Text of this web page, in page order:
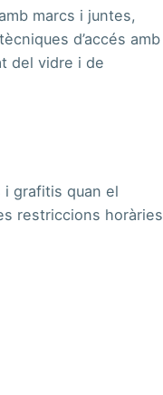
marcs i juntes,
d’accés amb
del vidre i de
i grafitis quan el
restriccions horàries